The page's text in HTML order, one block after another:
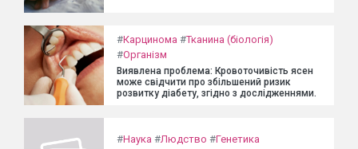
#Карцинома #Тканина (біологія)
#Організм
Виявлена проблема: Кровоточивість ясен
може свідчити про збільшений ризик
розвитку діабету, згідно з дослідженнями.
#Наука #Людство #Генетика